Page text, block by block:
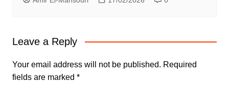
Leave a Reply
Your email address will not be published. Required
fields are marked *